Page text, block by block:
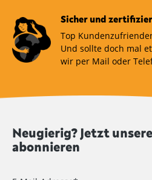
Sicher und
Top
Und sollte doch mal
wir per Mail oder
Neugierig? Jetzt
abonnieren